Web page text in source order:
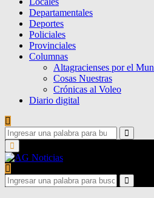
Departamentales
Deportes
Policiales
Provinciales
Columnas
Altagracienses por el
Cosas Nuestras
Crónicas al Voleo
Diario digital
Search
for:
Search
Primary
Menu
Search
for:
Search